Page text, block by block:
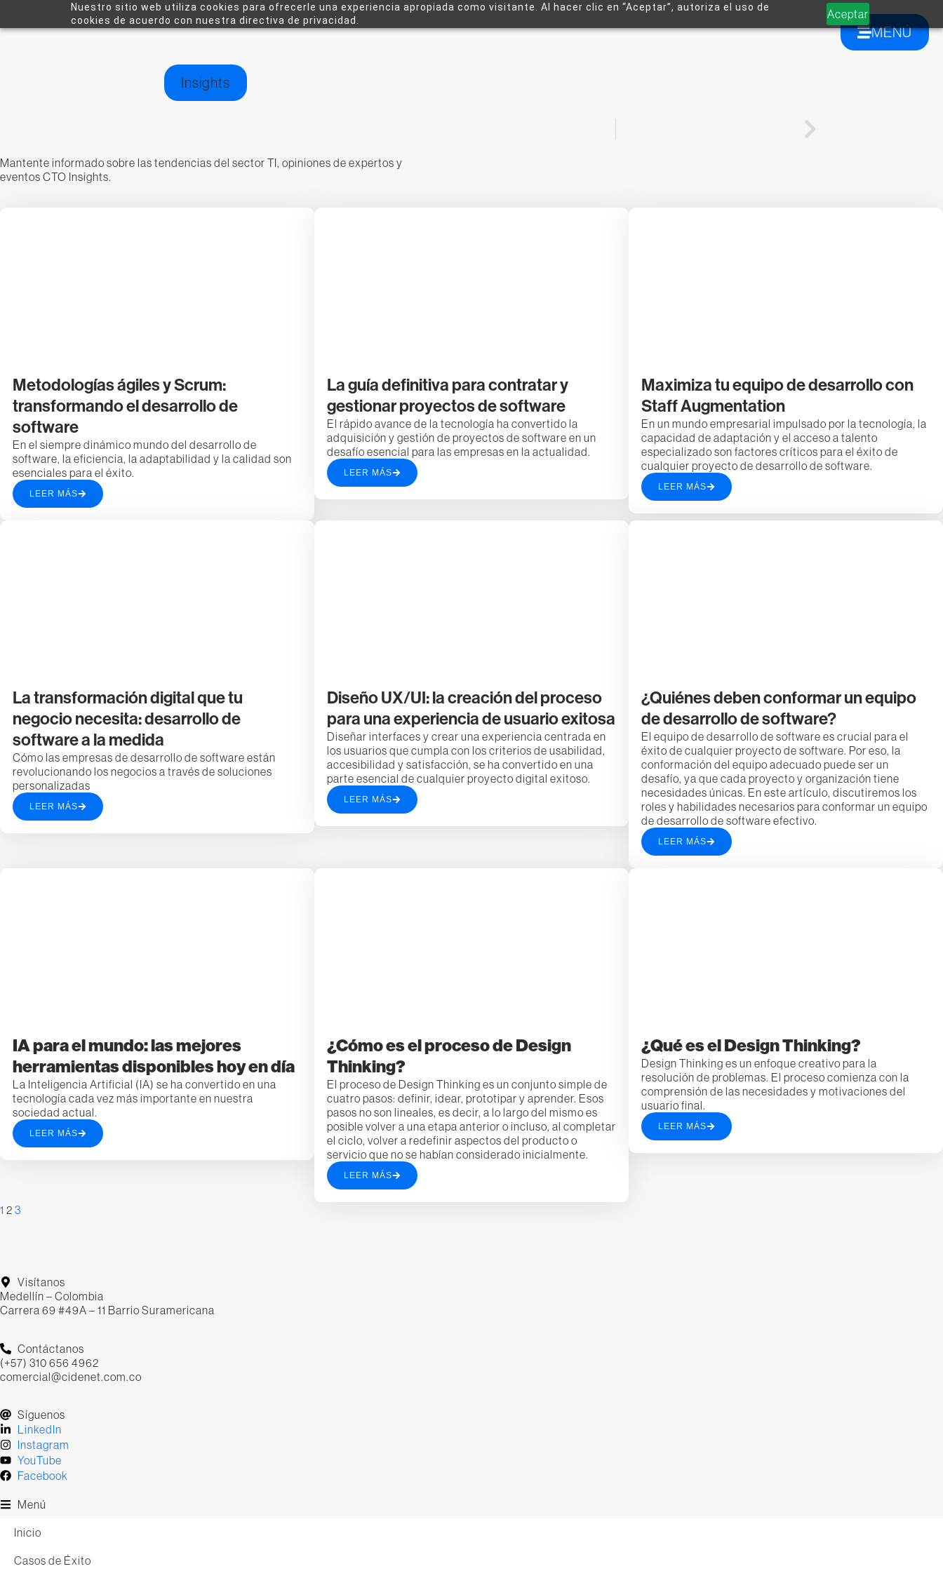
Nuestro sitio web utiliza cookies para ofrecerle una experiencia apropiada como visitante. Al hacer clic en “Aceptar”, autoriza el uso de
cookies de acuerdo con nuestra directiva de privacidad.
Aceptar
MENÚ
Insights
Mantente informado sobre las tendencias del sector TI, opiniones de expertos y
eventos CTO Insights.
Metodologías ágiles y Scrum:
transformando el desarrollo de
software
En el siempre dinámico mundo del desarrollo de
software, la eficiencia, la adaptabilidad y la calidad son
esenciales para el éxito.
LEER MÁS
La guía definitiva para contratar y
gestionar proyectos de software
El rápido avance de la tecnología ha convertido la
adquisición y gestión de proyectos de software en un
desafío esencial para las empresas en la actualidad.
LEER MÁS
Maximiza tu equipo de desarrollo con
Staff Augmentation
En un mundo empresarial impulsado por la tecnología, la
capacidad de adaptación y el acceso a talento
especializado son factores críticos para el éxito de
cualquier proyecto de desarrollo de software.
LEER MÁS
La transformación digital que tu
negocio necesita: desarrollo de
software a la medida
Cómo las empresas de desarrollo de software están
revolucionando los negocios a través de soluciones
personalizadas
LEER MÁS
Diseño UX/UI: la creación del proceso
para una experiencia de usuario exitosa
Diseñar interfaces y crear una experiencia centrada en
los usuarios que cumpla con los criterios de usabilidad,
accesibilidad y satisfacción, se ha convertido en una
parte esencial de cualquier proyecto digital exitoso.
LEER MÁS
¿Quiénes deben conformar un equipo
de desarrollo de software?
El equipo de desarrollo de software es crucial para el
éxito de cualquier proyecto de software. Por eso, la
conformación del equipo adecuado puede ser un
desafío, ya que cada proyecto y organización tiene
necesidades únicas. En este artículo, discutiremos los
roles y habilidades necesarios para conformar un equipo
de desarrollo de software efectivo.
LEER MÁS
IA para el mundo: las mejores
herramientas disponibles hoy en día
La Inteligencia Artificial (IA) se ha convertido en una
tecnología cada vez más importante en nuestra
sociedad actual.
LEER MÁS
¿Cómo es el proceso de Design
Thinking?
El proceso de Design Thinking es un conjunto simple de
cuatro pasos: definir, idear, prototipar y aprender. Esos
pasos no son lineales, es decir, a lo largo del mismo es
posible volver a una etapa anterior o incluso, al completar
el ciclo, volver a redefinir aspectos del producto o
servicio que no se habían considerado inicialmente.
LEER MÁS
¿Qué es el Design Thinking?
Design Thinking es un enfoque creativo para la
resolución de problemas. El proceso comienza con la
comprensión de las necesidades y motivaciones del
usuario final.
LEER MÁS
1 2 3
Visítanos
Medellín – Colombia
Carrera 69 #49A – 11 Barrio Suramericana
Contáctanos
(+57) 310 656 4962
comercial@cidenet.com.co
Síguenos
LinkedIn
Instagram
YouTube
Facebook
Menú
Inicio
Casos de Éxito